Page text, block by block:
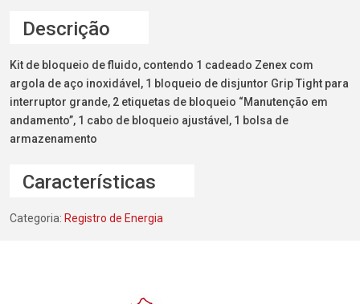
Descrição
Kit de bloqueio de fluido, contendo 1 cadeado Zenex com
argola de aço inoxidável, 1 bloqueio de disjuntor Grip Tight para
interruptor grande, 2 etiquetas de bloqueio “Manutenção em
andamento”, 1 cabo de bloqueio ajustável, 1 bolsa de
armazenamento
Características
Categoria: Registro de Energia